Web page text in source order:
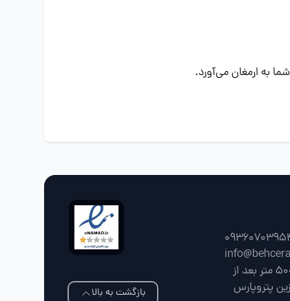
به ارمغان می‌آورد.
فارس، شیراز، جاده شیراز سپیدان، 500 متر بعد از
پتروپارس
بازگشت به بالا